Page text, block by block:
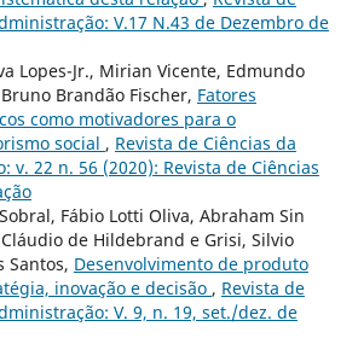
V.17 N.43 de Dezembro de
Lopes-Jr., Mirian Vicente, Edmundo
Brandão Fischer, Fatores
como motivadores para o
social , Revista de Ciências da
v. 22 n. 56 (2020): Revista de Ciências
Fábio Lotti Oliva, Abraham Sin
de Hildebrand e Grisi, Silvio
Santos, Desenvolvimento de produto
inovação e decisão , Revista de
V. 9, n. 19, set./dez. de